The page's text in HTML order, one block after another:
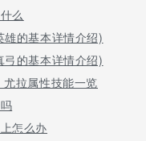
院、建筑工程学院、艺术
学与制药工程学院、马克
）、通识教育学院（体育
生专业51个，其中，国家
业等市级专业14个。
院院系专业
么
的基本详情介绍)
的基本详情介绍)
拉属性技能一览
怎么办